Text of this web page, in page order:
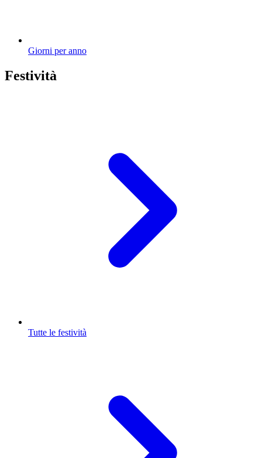
Giorni per anno
Festività
Tutte le festività